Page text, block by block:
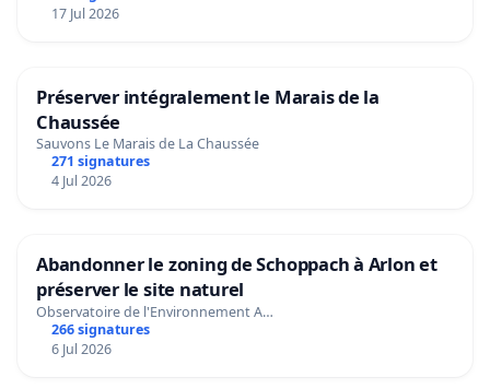
17 Jul 2026
Préserver intégralement le Marais de la
Chaussée
Sauvons Le Marais de La Chaussée
271 signatures
4 Jul 2026
Abandonner le zoning de Schoppach à Arlon et
préserver le site naturel
Observatoire de l'Environnement A…
266 signatures
6 Jul 2026